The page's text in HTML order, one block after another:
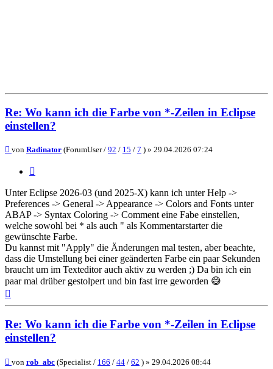
Re: Wo kann ich die Farbe von *-Zeilen in Eclipse
einstellen?
Beitrag
von Radinator (ForumUser / 92 / 15 / 7 ) » 29.04.2026 07:24
Unter Eclipse 2026-03 (und 2025-X) kann ich unter Help ->
Preferences -> General -> Appearance -> Colors and Fonts unter
ABAP -> Syntax Coloring -> Comment eine Fabe einstellen,
welche sowohl bei * als auch " als Kommentarstarter die
gewünschte Farbe.
Du kannst mit "Apply" die Änderungen mal testen, aber beachte,
dass die Umstellung bei einer geänderten Farbe ein paar Sekunden
braucht um im Texteditor auch aktiv zu werden ;) Da bin ich ein
paar mal drüber gestolpert und bin fast irre geworden 😅
Re: Wo kann ich die Farbe von *-Zeilen in Eclipse
einstellen?
Beitrag
von rob_abc (Specialist / 166 / 44 / 62 ) » 29.04.2026 08:44